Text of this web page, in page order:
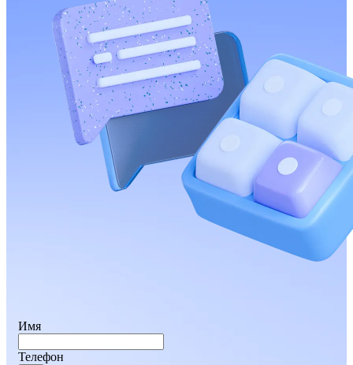
Имя
Телефон